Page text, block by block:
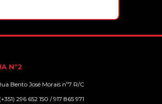
Nº2
Bento José Morais nº7 R/C
(+351) 296 652 150 / 917 865 971